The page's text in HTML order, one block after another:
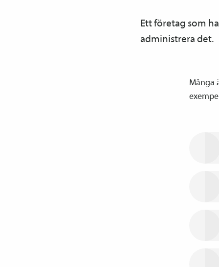
Ett företag som
administrera det.
Många